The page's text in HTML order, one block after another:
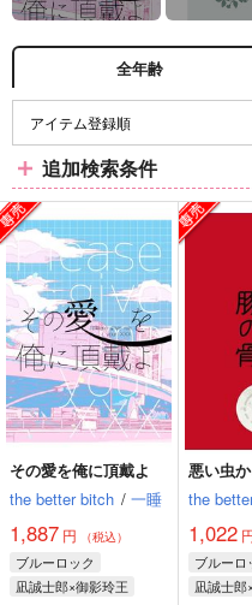
全年齢
追加検索条件
その愛を俺に頂戴よ
the better bitch / 一睡
1,887 円 （税込）
ブルーロック
凪誠士郎×御影玲王
悪い虫
the
1,022
ブルーロ
凪誠士郎